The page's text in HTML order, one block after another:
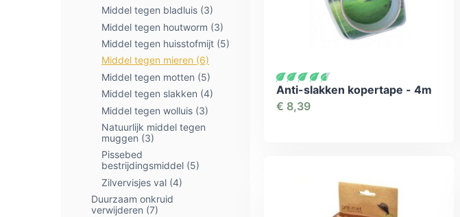
Middel tegen bladluis (3)
Middel tegen houtworm (3)
Middel tegen huisstofmijt (5)
Middel tegen mieren (6)
Middel tegen motten (5)
Middel tegen slakken (4)
Middel tegen wolluis (3)
Natuurlijk middel tegen
muggen (3)
Pissebed
bestrijdingsmiddel (5)
Zilvervisjes val (4)
Duurzaam onkruid
verwijderen (7)
Anti-slakken kopertape - 4m
€ 8,39